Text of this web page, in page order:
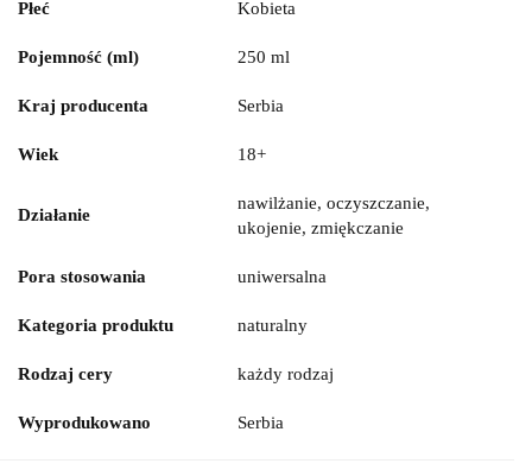
Płeć Kobieta
Pojemność (ml) 250 ml
Kraj producenta Serbia
Wiek 18+
Działanie
nawilżanie, oczyszczanie,
ukojenie, zmiękczanie
Pora stosowania uniwersalna
Kategoria produktu naturalny
Rodzaj cery każdy rodzaj
Wyprodukowano Serbia